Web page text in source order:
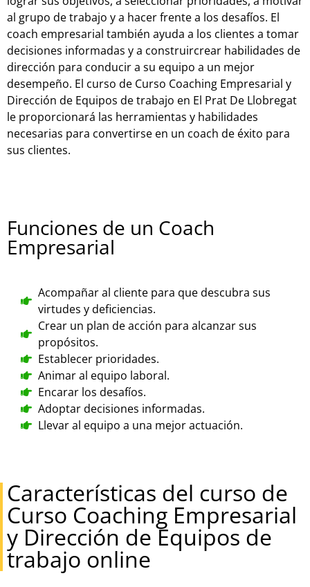
al grupo de trabajo y a hacer frente a los desafíos. El
coach empresarial también ayuda a los clientes a tomar
decisiones informadas y a construircrear habilidades de
dirección para conducir a su equipo a un mejor
desempeño. El curso de Curso Coaching Empresarial y
Dirección de Equipos de trabajo en El Prat De Llobregat
le proporcionará las herramientas y habilidades
necesarias para convertirse en un coach de éxito para
sus clientes.
Funciones de un Coach
Empresarial
Acompañar al cliente para que descubra sus
virtudes y deficiencias.
Crear un plan de acción para alcanzar sus
propósitos.
Establecer prioridades.
Animar al equipo laboral.
Encarar los desafíos.
Adoptar decisiones informadas.
Llevar al equipo a una mejor actuación.
Características del curso de
Curso Coaching Empresarial
y Dirección de Equipos de
trabajo online